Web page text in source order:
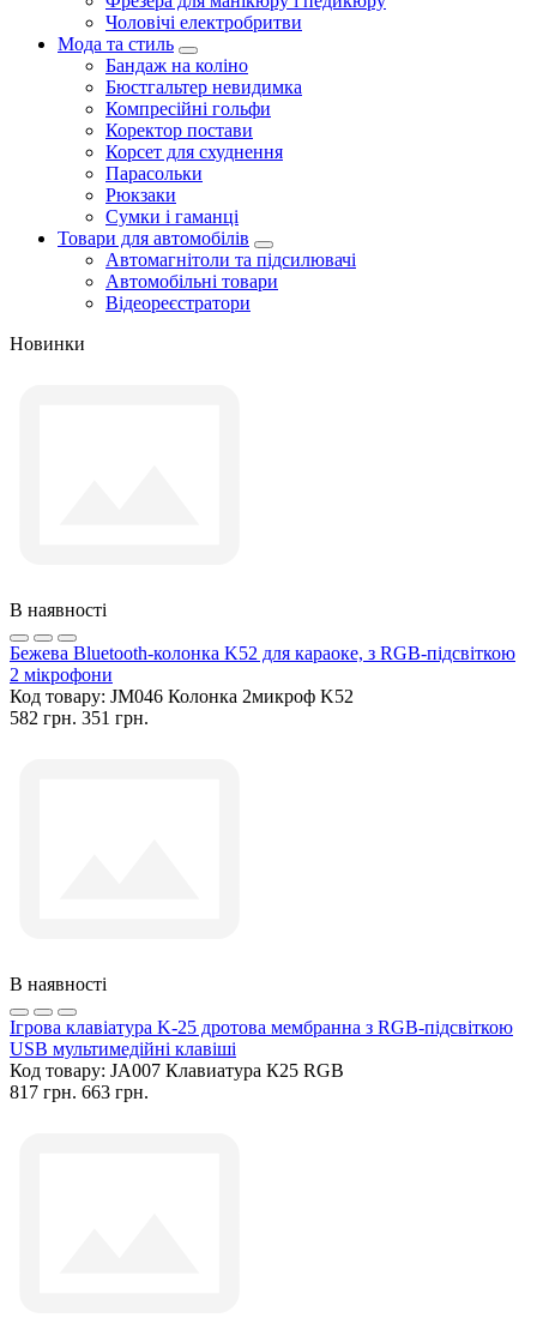
Чоловічі електробритви
Мода та стиль
Бандаж на коліно
Бюстгальтер невидимка
Компресійні гольфи
Коректор постави
Корсет для схуднення
Парасольки
Рюкзаки
Сумки і гаманці
Товари для автомобілів
Автомагнітоли та підсилювачі
Автомобільні товари
Відеореєстратори
Новинки
В наявності
Бежева Bluetooth-колонка K52 для караоке, з RGB-підсвіткою
2 мікрофони
Код товару: JM046 Колонка 2микроф K52
582 грн. 351 грн.
В наявності
Ігрова клавіатура K-25 дротова мембранна з RGB-підсвіткою
USB мультимедійні клавіші
Код товару: JA007 Клавиатура К25 RGB
817 грн. 663 грн.